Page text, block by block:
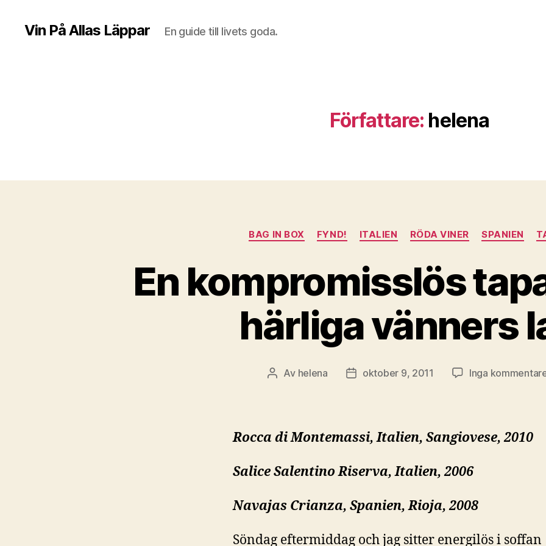
Vin På Allas Läppar En guide till livets goda.
Författare: helena
Kategorier
BAG IN BOX FYND! ITALIEN RÖDA VINER SPANIEN
En kompromisslös
härliga vänners
Inläggsförfattare
Av helena Inläggsdatum
oktober 9, 2011 Inga
Rocca di Montemassi, Italien, Sangiovese, 2010
Salice Salentino Riserva, Italien, 2006
Navajas Crianza, Spanien, Rioja, 2008
Söndag eftermiddag och jag sitter energilös i soffan